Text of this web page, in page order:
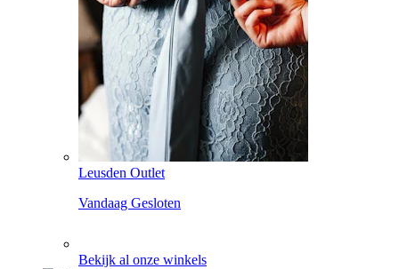
Leusden Outlet
Vandaag Gesloten
Bekijk al onze winkels